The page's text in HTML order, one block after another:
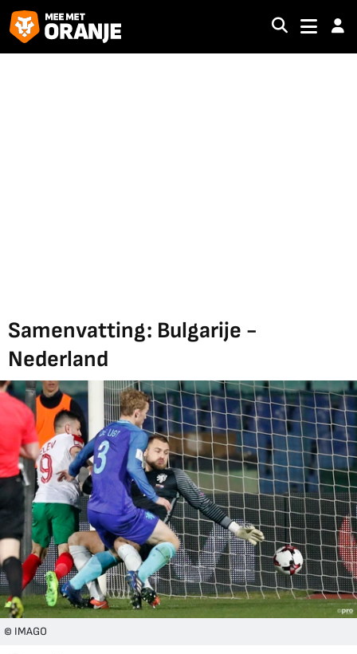
Samenvatting: Bulgarije -
Nederland
© IMAGO